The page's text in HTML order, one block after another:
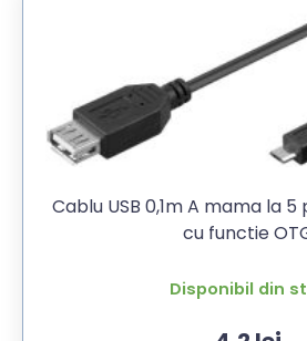
Cablu USB 0,1m A mama la
cu functie
Disponibil din